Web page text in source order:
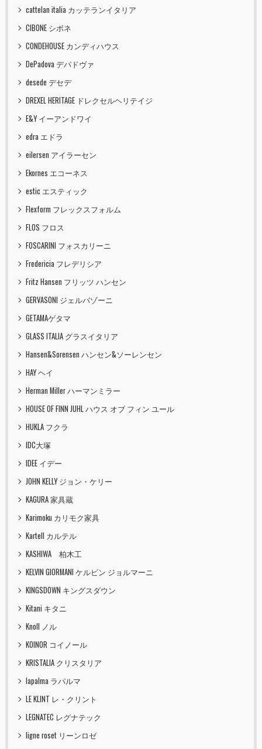
cattelan italia カッテランイタリア
CIBONE シボネ
CONDEHOUSE カンディハウス
DePadova デパドヴァ
desede デセデ
DREXEL HERITAGE ドレクセルヘリテイジ
E&Y イーアンドワイ
edra エドラ
eilersen アイラーセン
Ekornes エコーネス
estic エスティック
Flexform フレックスフォルム
FLOS フロス
FOSCARINI フォスカリーニ
Fredericia フレデリシア
Fritz Hansen フリッツ ハンセン
GERVASONI ジェルバゾーニ
GETAMAゲタマ
GLASS ITALIA グラスイタリア
Hansen&Sorensen ハンセン&ソーレンセン
HAY ヘイ
Herman Miller ハーマンミラー
HOUSE OF FINN JUHL ハウス オブ フィン ユール
HUKLA フクラ
IDC大塚
IDEE イデー
JOHN KELLY ジョン・ケリー
KAGURA 家具蔵
Karimoku カリモク家具
Kartell カルテル
KASHIWA 柏木工
KELVIN GIORMANI ケルビン ジョルマーニ
KINGSDOWN キングスダウン
Kitani キタニ
Knoll ノル
KOINOR コイノール
KRISTALIA クリスタリア
lapalma ラパルマ
LE KLINT レ・クリント
LEGNATEC レグナテック
ligne roset リーンロゼ